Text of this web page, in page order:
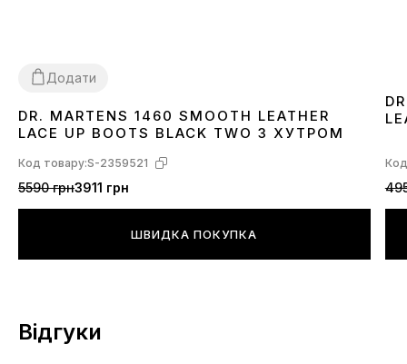
Додати
36 373839 404142 43 444546
DR. MARTENS 1460 SMOOTH LEATHER
LACE UP BOOTS BLACK TWO З ХУТРОМ
Код товару:S-2359521
5590 грн3911 грн
ШВИДКА ПОКУПКА
Відгуки